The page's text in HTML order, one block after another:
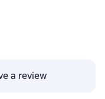
a review